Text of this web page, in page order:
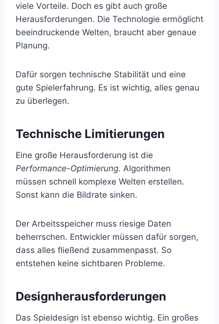
viele Vorteile. Doch es gibt auch große
Herausforderungen. Die Technologie ermöglicht
beeindruckende Welten, braucht aber genaue
Planung.
Dafür sorgen technische Stabilität und eine
gute Spielerfahrung. Es ist wichtig, alles genau
zu überlegen.
Technische Limitierungen
Eine große Herausforderung ist die
Performance-Optimierung. Algorithmen
müssen schnell komplexe Welten erstellen.
Sonst kann die Bildrate sinken.
Der Arbeitsspeicher muss riesige Daten
beherrschen. Entwickler müssen dafür sorgen,
dass alles fließend zusammenpasst. So
entstehen keine sichtbaren Probleme.
Designherausforderungen
Das Spieldesign ist ebenso wichtig. Ein großes